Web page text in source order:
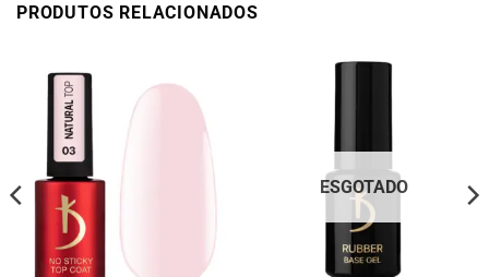
PRODUTOS RELACIONADOS
ESGOTADO